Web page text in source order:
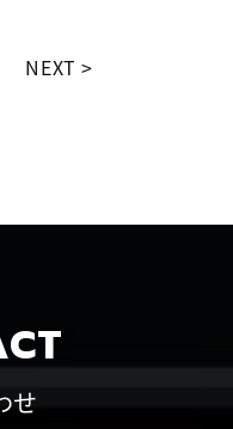
NEXT
せ